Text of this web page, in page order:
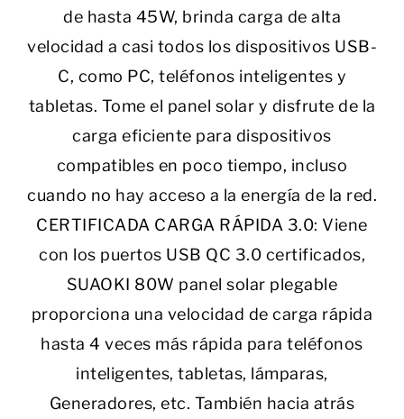
de hasta 45W, brinda carga de alta
velocidad a casi todos los dispositivos USB-
C, como PC, teléfonos inteligentes y
tabletas. Tome el panel solar y disfrute de la
carga eficiente para dispositivos
compatibles en poco tiempo, incluso
cuando no hay acceso a la energía de la red.
CERTIFICADA CARGA RÁPIDA 3.0: Viene
con los puertos USB QC 3.0 certificados,
SUAOKI 80W panel solar plegable
proporciona una velocidad de carga rápida
hasta 4 veces más rápida para teléfonos
inteligentes, tabletas, lámparas,
Generadores, etc. También hacia atrás